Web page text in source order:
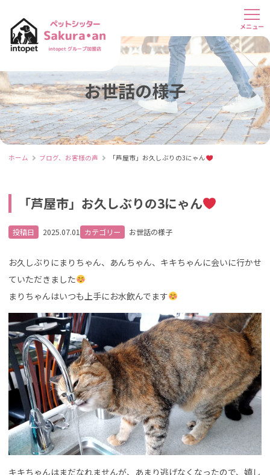
お世話の様子
ホーム ブログ、お客様の声 「芦屋市」お久しぶりの3にゃん
「芦屋市」お久しぶりの3にゃん
投稿日 2025.07.01 カテゴリー お世話の様子
お久しぶりにまりちゃん、あんちゃん、キキちゃんに会いに行かせ
ていただきました
まりちゃんはいつも上手にお水飲んでます
キキちゃんはまだなれませんが、あまり逃げなくなったので、嬉し